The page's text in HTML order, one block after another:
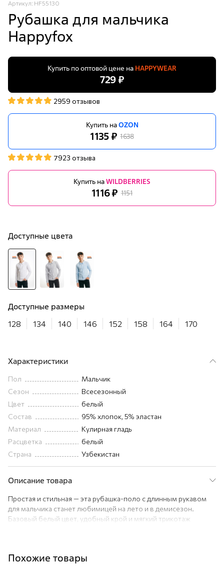
Артикул: HF55130
Рубашка для мальчика
Happyfox
Купить по оптовой цене на HAPPYWEAR
729 ₽
2959 отзывов
Купить наOZON
1135 ₽ 1638
7923 отзыва
Купить наWILDBERRIES
1116 ₽ 1151
Доступные цвета
Доступные размеры
128 134 140 146 152 158 164 170
Характеристики
Пол
Мальчик
Сезон
Всесезонный
Цвет
белый
Состав
95% хлопок, 5% эластан
Материал
Кулирная гладь
Расцветка
белый
Страна
Узбекистан
Описание товара
Простая и стильная — эта рубашка-поло с длинным рукавом
для мальчика станет любимицей на лето и в демисезон.
Базовый белый цвет, удобный крой и мягкий трикотаж
слегка тянется (плотность 195 г/м2);
Похожие товары